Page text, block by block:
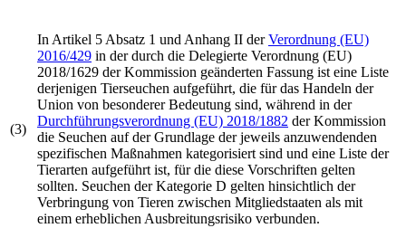
(3)
In Artikel 5 Absatz 1 und Anhang II derVerordnung (EU)
2016/429 in der durch die Delegierte Verordnung (EU)
2018/1629 der Kommission geänderten Fassung ist eine Liste
derjenigen Tierseuchen aufgeführt, die für das Handeln der
Union von besonderer Bedeutung sind, während in der
Durchführungs­verordnung (EU) 2018/1882 der Kommission
die Seuchen auf der Grundlage der jeweils anzuwendenden
spezifischen Maßnahmen kategorisiert sind und eine Liste der
Tierarten aufgeführt ist, für die diese Vorschriften gelten
sollten. Seuchen der Kategorie D gelten hinsichtlich der
Verbringung von Tieren zwischen Mitgliedstaaten als mit
einem erheblichen Ausbreitungsrisiko verbunden.